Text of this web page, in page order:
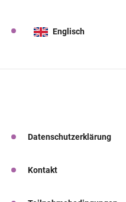
Englisch
Datenschutzerklärung
Kontakt